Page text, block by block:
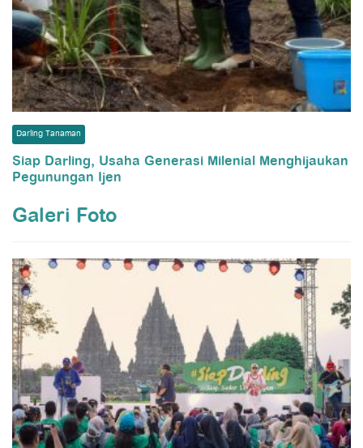
Darling Tanaman
Siap Darling, Usaha Generasi Milenial Menghijaukan
Pegunungan Ijen
Galeri Foto